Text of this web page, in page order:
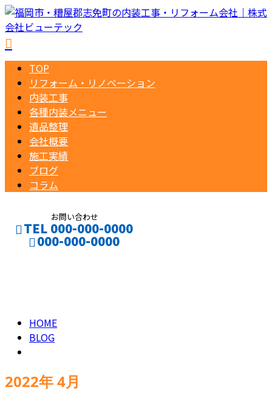
TOP
リフォーム・リノベーション
内装工事
各種内装メニュー
遺品整理
会社概要
施工実績
ブログ
コラム
お問い合わせ
TEL 000-000-0000
000-000-0000
HOME
BLOG
2022年 4月